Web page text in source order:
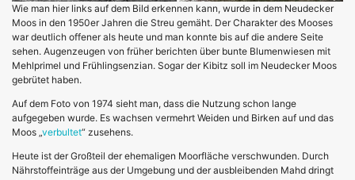
Wie man hier links auf dem Bild erkennen kann, wurde in dem Neudecker
Moos in den 1950er Jahren die Streu gemäht. Der Charakter des Mooses
war deutlich offener als heute und man konnte bis auf die andere Seite
sehen. Augenzeugen von früher berichten über bunte Blumenwiesen mit
Mehlprimel und Frühlingsenzian. Sogar der Kibitz soll im Neudecker Moos
gebrütet haben.
Auf dem Foto von 1974 sieht man, dass die Nutzung schon lange
aufgegeben wurde. Es wachsen vermehrt Weiden und Birken auf und das
Moos „ verbultet“ zusehens.
Heute ist der Großteil der ehemaligen Moorfläche verschwunden. Durch
Nährstoffeinträge aus der Umgebung und der ausbleibenden Mahd dringt